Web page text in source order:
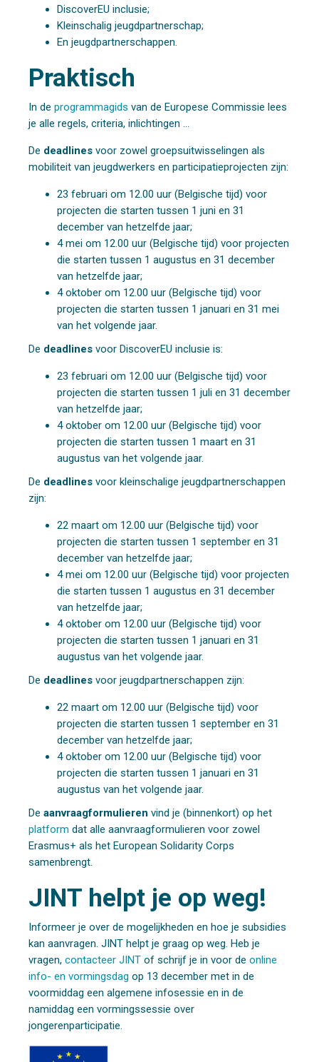
DiscoverEU inclusie;
Kleinschalig jeugdpartnerschap;
En jeugdpartnerschappen.
Praktisch
In de programmagids van de Europese Commissie lees
je alle regels, criteria, inlichtingen …
De deadlines voor zowel groepsuitwisselingen als
mobiliteit van jeugdwerkers en participatieprojecten zijn:
23 februari om 12.00 uur (Belgische tijd) voor
projecten die starten tussen 1 juni en 31
december van hetzelfde jaar;
4 mei om 12.00 uur (Belgische tijd) voor projecten
die starten tussen 1 augustus en 31 december
van hetzelfde jaar;
4 oktober om 12.00 uur (Belgische tijd) voor
projecten die starten tussen 1 januari en 31 mei
van het volgende jaar.
De deadlines voor DiscoverEU inclusie is:
23 februari om 12.00 uur (Belgische tijd) voor
projecten die starten tussen 1 juli en 31 december
van hetzelfde jaar;
4 oktober om 12.00 uur (Belgische tijd) voor
projecten die starten tussen 1 maart en 31
augustus van het volgende jaar.
De deadlines voor kleinschalige jeugdpartnerschappen
zijn:
22 maart om 12.00 uur (Belgische tijd) voor
projecten die starten tussen 1 september en 31
december van hetzelfde jaar;
4 mei om 12.00 uur (Belgische tijd) voor projecten
die starten tussen 1 augustus en 31 december
van hetzelfde jaar;
4 oktober om 12.00 uur (Belgische tijd) voor
projecten die starten tussen 1 januari en 31
augustus van het volgende jaar.
De deadlines voor jeugdpartnerschappen zijn:
22 maart om 12.00 uur (Belgische tijd) voor
projecten die starten tussen 1 september en 31
december van hetzelfde jaar;
4 oktober om 12.00 uur (Belgische tijd) voor
projecten die starten tussen 1 januari en 31
augustus van het volgende jaar.
De aanvraagformulieren vind je (binnenkort) op het
platform dat alle aanvraagformulieren voor zowel
Erasmus+ als het European Solidarity Corps
samenbrengt.
JINT helpt je op weg!
Informeer je over de mogelijkheden en hoe je subsidies
kan aanvragen. JINT helpt je graag op weg. Heb je
vragen, contacteer JINT of schrijf je in voor de online
info- en vormingsdag op 13 december met in de
voormiddag een algemene infosessie en in de
namiddag een vormingssessie over
jongerenparticipatie.